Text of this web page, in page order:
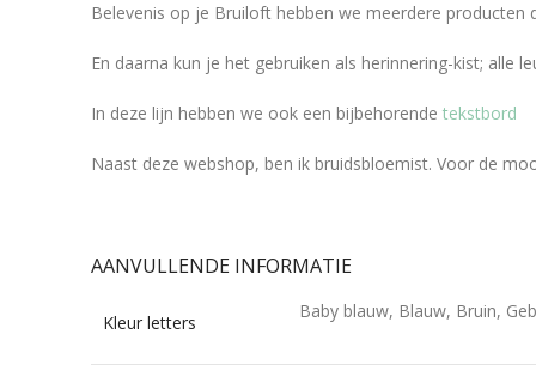
Belevenis op je Bruiloft hebben we meerdere
En daarna kun je het gebruiken als herinnering-kist; alle
In deze lijn hebben we ook een bijbehorende tekstbord
Naast deze webshop, ben ik bruidsbloemist. Voor de
AANVULLENDE INFORMATIE
Kleur letters
Baby blauw, Blauw, Bruin,